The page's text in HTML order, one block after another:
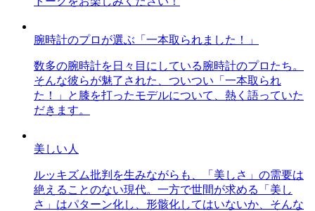
腕時計のプロが選ぶ「一本取られました！」
数多の腕時計を日々目にしている腕時計のプロたち。
そんな彼らが魅了された、ついつい「一本取られ
た！」と膝を打ったモデルについて、熱く語っていた
だきます。
美しい人
ルッキズム批判を生みながらも、「美しさ」の需要は
絶えることのない現代。一方で世間が求める「美し
さ」はパターン化し、形骸化してはいないか、そんな